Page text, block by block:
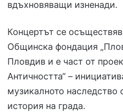
вдъхновяващи изненади.
Концертът се
Общинска фондация
Пловдив и е част от
Античността“ –
музикалното наследство
история на града.